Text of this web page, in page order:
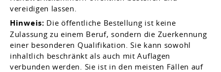
vereidigen lassen.
Hinweis: Die öffentliche Bestellung ist keine
Zulassung zu einem Beruf, sondern die Zuerkennung
einer besonderen Qualifikation. Sie kann sowohl
inhaltlich beschränkt als auch mit Auflagen
verbunden werden. Sie ist in den meisten Fällen auf